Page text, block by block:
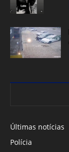
Últimas notícias
Polícia